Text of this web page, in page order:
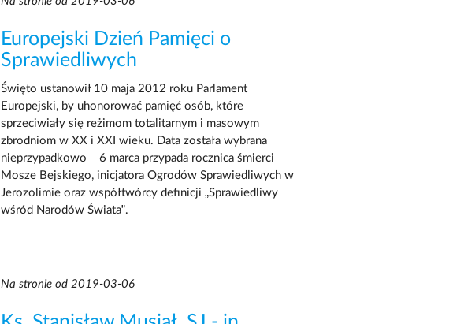
Europejski Dzień Pamięci o
Sprawiedliwych
Święto ustanowił 10 maja 2012 roku Parlament
Europejski, by uhonorować pamięć osób, które
sprzeciwiały się reżimom totalitarnym i masowym
zbrodniom w XX i XXI wieku. Data została wybrana
nieprzypadkowo – 6 marca przypada rocznica śmierci
Mosze Bejskiego, inicjatora Ogrodów Sprawiedliwych w
Jerozolimie oraz współtwórcy definicji „Sprawiedliwy
wśród Narodów Świata”.
Na stronie od 2019-03-06